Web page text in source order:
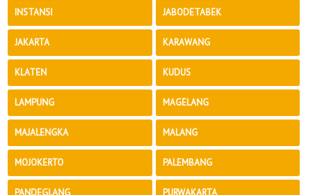
INSTANSI JABODETABEK
JAKARTA KARAWANG
KLATEN KUDUS
LAMPUNG MAGELANG
MAJALENGKA MALANG
MOJOKERTO PALEMBANG